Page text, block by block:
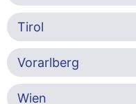
Tirol
Vorarlberg
Wien